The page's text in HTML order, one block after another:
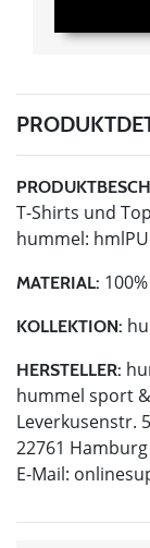
T-Shirts und
hummel:
MATERIAL:
KOLLEKTION:
HERSTELLER:
hummel sport
Leverkusenstr.
22761 Hamburg
E-Mail: